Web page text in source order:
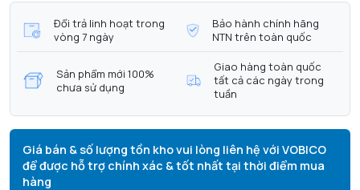
Đổi trả linh hoạt trong
vòng 7 ngày
Bảo hành chính hãng
NTN trên toàn quốc
Sản phẩm mới 100%
chưa sử dụng
Giao hàng toàn quốc
tất cả các ngày trong
tuần
Giá bán & số lượng tồn kho vui lòng liên hệ với VOBICO
để được hỗ trợ chính xác & tốt nhất tại thời điểm mua
hàng